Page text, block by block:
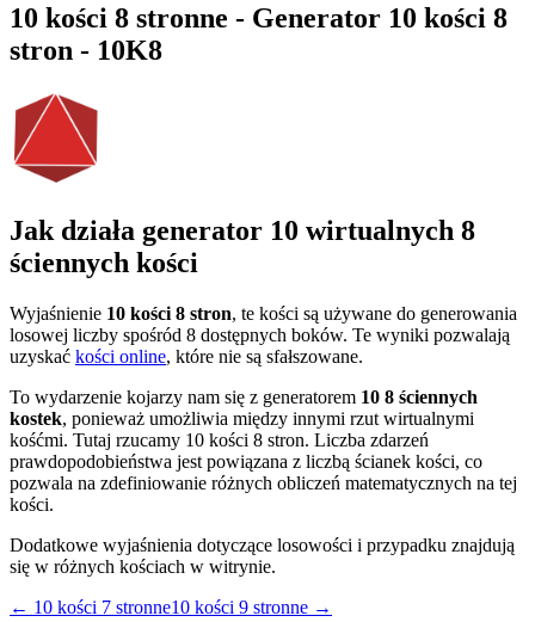
10 kości 8 stronne - Generator 10 kości 8
stron - 10K8
Jak działa generator 10 wirtualnych 8
ściennych kości
Wyjaśnienie 10 kości 8 stron, te kości są używane do generowania
losowej liczby spośród 8 dostępnych boków. Te wyniki pozwalają
uzyskać kości online, które nie są sfałszowane.
To wydarzenie kojarzy nam się z generatorem 10 8 ściennych
kostek, ponieważ umożliwia między innymi rzut wirtualnymi
kośćmi. Tutaj rzucamy 10 kości 8 stron. Liczba zdarzeń
prawdopodobieństwa jest powiązana z liczbą ścianek kości, co
pozwala na zdefiniowanie różnych obliczeń matematycznych na tej
kości.
Dodatkowe wyjaśnienia dotyczące losowości i przypadku znajdują
się w różnych kościach w witrynie.
← 10 kości 7 stronne10 kości 9 stronne →